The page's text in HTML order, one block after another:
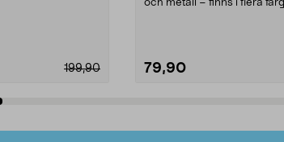
199,90
och metall – finns i flera
79,90